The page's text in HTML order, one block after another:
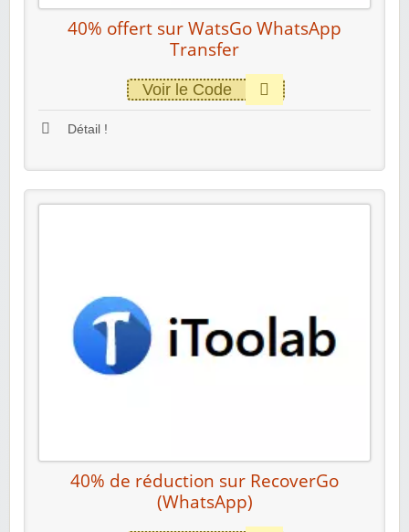
40% offert sur WatsGo WhatsApp
Transfer
Voir le Code
Détail !
40% de réduction sur RecoverGo
(WhatsApp)